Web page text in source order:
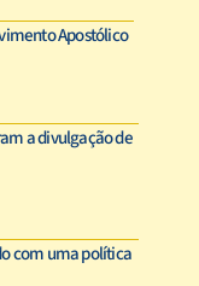
Apostólico
a divulgação de
com uma política